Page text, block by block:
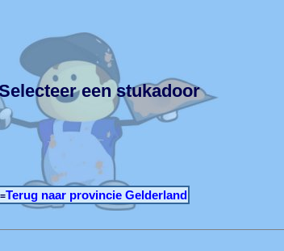
een stukadoor
Terug naar provincie Gelderland